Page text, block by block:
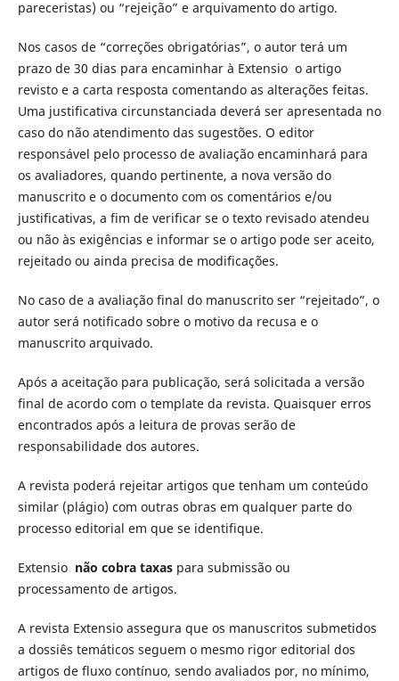
pareceristas) ou “rejeição” e arquivamento do artigo.
Nos casos de “correções obrigatórias”, o autor terá um
prazo de 30 dias para encaminhar à Extensio o artigo
revisto e a carta resposta comentando as alterações feitas.
Uma justificativa circunstanciada deverá ser apresentada no
caso do não atendimento das sugestões. O editor
responsável pelo processo de avaliação encaminhará para
os avaliadores, quando pertinente, a nova versão do
manuscrito e o documento com os comentários e/ou
justificativas, a fim de verificar se o texto revisado atendeu
ou não às exigências e informar se o artigo pode ser aceito,
rejeitado ou ainda precisa de modificações.
No caso de a avaliação final do manuscrito ser “rejeitado”, o
autor será notificado sobre o motivo da recusa e o
manuscrito arquivado.
Após a aceitação para publicação, será solicitada a versão
final de acordo com o template da revista. Quaisquer erros
encontrados após a leitura de provas serão de
responsabilidade dos autores.
A revista poderá rejeitar artigos que tenham um conteúdo
similar (plágio) com outras obras em qualquer parte do
processo editorial em que se identifique.
Extensio não cobra taxaspara submissão ou
processamento de artigos.
A revista Extensioassegura que os manuscritos submetidos
a dossiês temáticos seguem o mesmo rigor editorial dos
artigos de fluxo contínuo, sendo avaliados por, no mínimo,